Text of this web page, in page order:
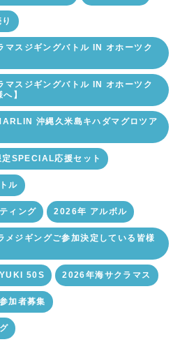
スジギングバトル IN オホーツク
スジギングバトル IN オホーツク
】
沖縄久米島キハダマグロツア
SPECIAL応援セット
ル
ィング 2026年 アルボル
ジギングご参加決定している皆様
50S 2026年海サクラマス
加者募集